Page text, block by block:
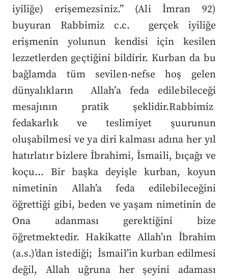
iyiliğe) erişemezsiniz.” (Ali İmran 92)
buyuran Rabbimiz c.c. gerçek iyiliğe
erişmenin yolunun kendisi için kesilen
lezzetlerden geçtiğini bildirir. Kurban da bu
bağlamda tüm sevilen-nefse hoş gelen
dünyalıkların Allah’a feda edilebileceği
mesajının pratik şeklidir.Rabbimiz
fedakarlık ve teslimiyet şuurunun
oluşabilmesi ve ya diri kalması adına her yıl
hatırlatır bizlere İbrahimi, İsmaili, bıçağı ve
koçu… Bir başka deyişle kurban, koyun
nimetinin Allah’a feda edilebileceğini
öğrettiği gibi, beden ve yaşam nimetinin de
Ona adanması gerektiğini bize
öğretmektedir. Hakikatte Allah’ın İbrahim
(a.s.)’dan istediği; İsmail’in kurban edilmesi
değil, Allah uğruna her şeyini adaması